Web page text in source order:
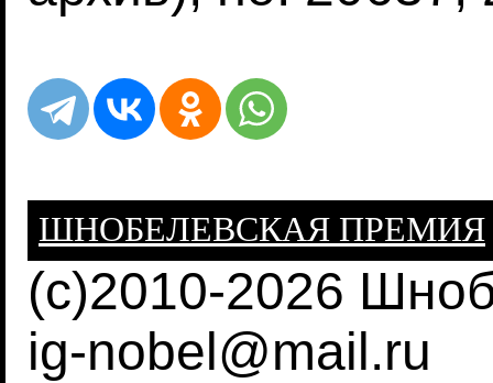
ШНОБЕЛЕВСКАЯ ПРЕМИЯ
(c)2010-2026
ig-nobel@mail.ru